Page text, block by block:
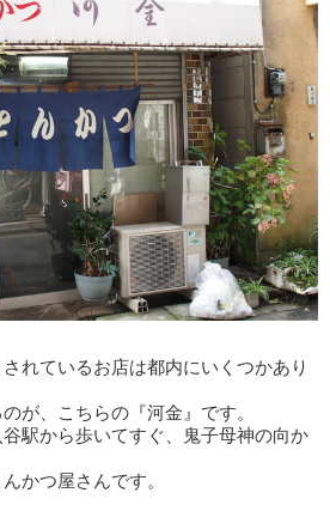
れているお店は都内にいくつかあり
が、こちらの『河金』です。
駅から歩いてすぐ、鬼子母神の向か
かつ屋さんです。